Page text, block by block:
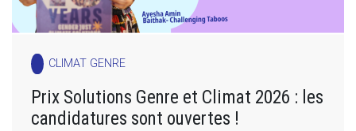
CLIMAT GENRE
Prix Solutions Genre et Climat 2026 : les
candidatures sont ouvertes !